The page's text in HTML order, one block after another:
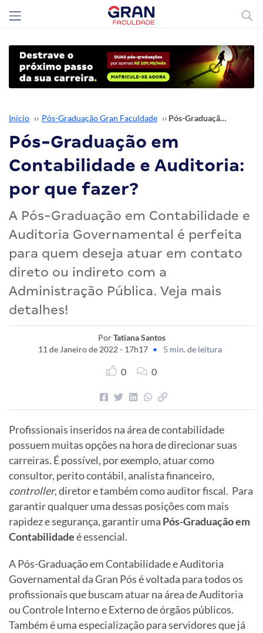
Início ›› Pós-Graduação Gran Faculdade ›› Pós-Graduação em Contabilidade e Auditoria: por que fazer?
Pós-Graduação em
Contabilidade e Auditoria:
por que fazer?
A Pós-Graduação em Contabilidade e
Auditoria Governamental é perfeita
para quem deseja atuar em contato
direto ou indireto com a
Administração Pública. Veja mais
detalhes!
PorTatiana Santos
11 de Janeiro de 2022 - 17h17 • 5 min. de leitura
0 0
Profissionais inseridos na área de contabilidade
possuem muitas opções na hora de direcionar suas
carreiras. É possível, por exemplo, atuar como
consultor, perito contábil, analista financeiro,
controller, diretor e também como auditor fiscal. Para
garantir qualquer uma dessas posições com mais
rapidez e segurança, garantir uma Pós-Graduação em
Contabilidadeé essencial.
A Pós-Graduação em Contabilidade e Auditoria
Governamental da Gran Pós é voltada para todos os
profissionais que buscam atuar na área de Auditoria
ou Controle Interno e Externo de órgãos públicos.
Também é uma especialização para servidores que já